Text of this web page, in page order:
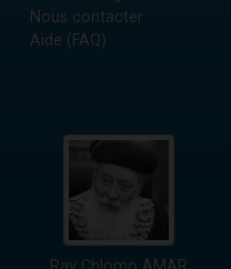
Nous contacter
Aide (FAQ)